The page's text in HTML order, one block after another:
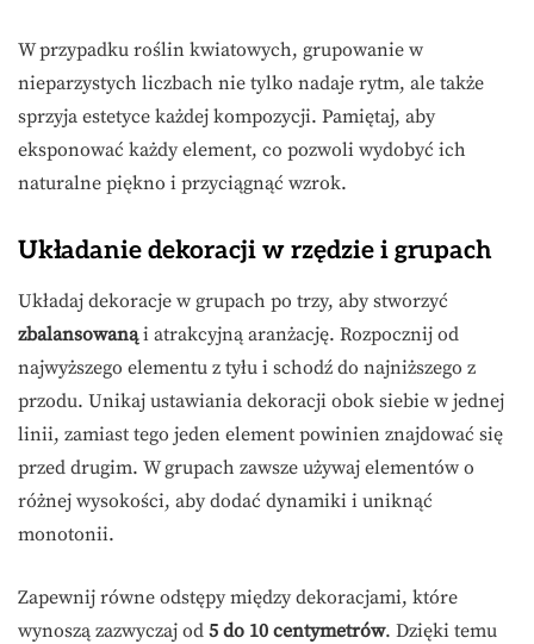
W przypadku roślin kwiatowych, grupowanie w
nieparzystych liczbach nie tylko nadaje rytm, ale także
sprzyja estetyce każdej kompozycji. Pamiętaj, aby
eksponować każdy element, co pozwoli wydobyć ich
naturalne piękno i przyciągnąć wzrok.
Układanie dekoracji w rzędzie i grupach
Układaj dekoracje w grupach po trzy, aby stworzyć
zbalansowanąi atrakcyjną aranżację. Rozpocznij od
najwyższego elementu z tyłu i schodź do najniższego z
przodu. Unikaj ustawiania dekoracji obok siebie w jednej
linii, zamiast tego jeden element powinien znajdować się
przed drugim. W grupach zawsze używaj elementów o
różnej wysokości, aby dodać dynamiki i uniknąć
monotonii.
Zapewnij równe odstępy między dekoracjami, które
wynoszą zazwyczaj od 5 do 10 centymetrów. Dzięki temu